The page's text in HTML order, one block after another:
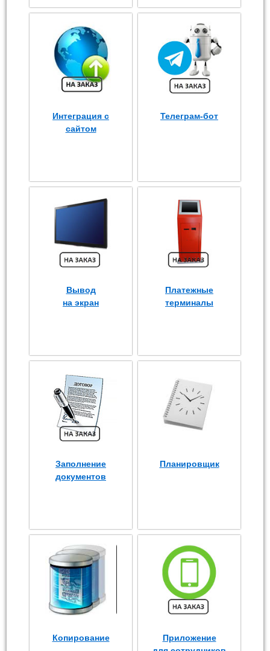
Интеграция с
сайтом
Телеграм-бот
Вывод
на экран
Платежные
терминалы
Заполнение
документов
Планировщик
Копирование
Приложение